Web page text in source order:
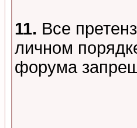
11. Все
личном
форума